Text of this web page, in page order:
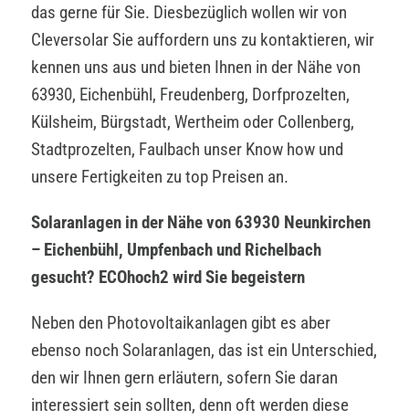
das gerne für Sie. Diesbezüglich wollen wir von
Cleversolar Sie auffordern uns zu kontaktieren, wir
kennen uns aus und bieten Ihnen in der Nähe von
63930, Eichenbühl, Freudenberg, Dorfprozelten,
Külsheim, Bürgstadt, Wertheim oder Collenberg,
Stadtprozelten, Faulbach unser Know how und
unsere Fertigkeiten zu top Preisen an.
Solaranlagen in der Nähe von 63930 Neunkirchen
– Eichenbühl, Umpfenbach und Richelbach
gesucht? ECOhoch2 wird Sie begeistern
Neben den Photovoltaikanlagen gibt es aber
ebenso noch Solaranlagen, das ist ein Unterschied,
den wir Ihnen gern erläutern, sofern Sie daran
interessiert sein sollten, denn oft werden diese